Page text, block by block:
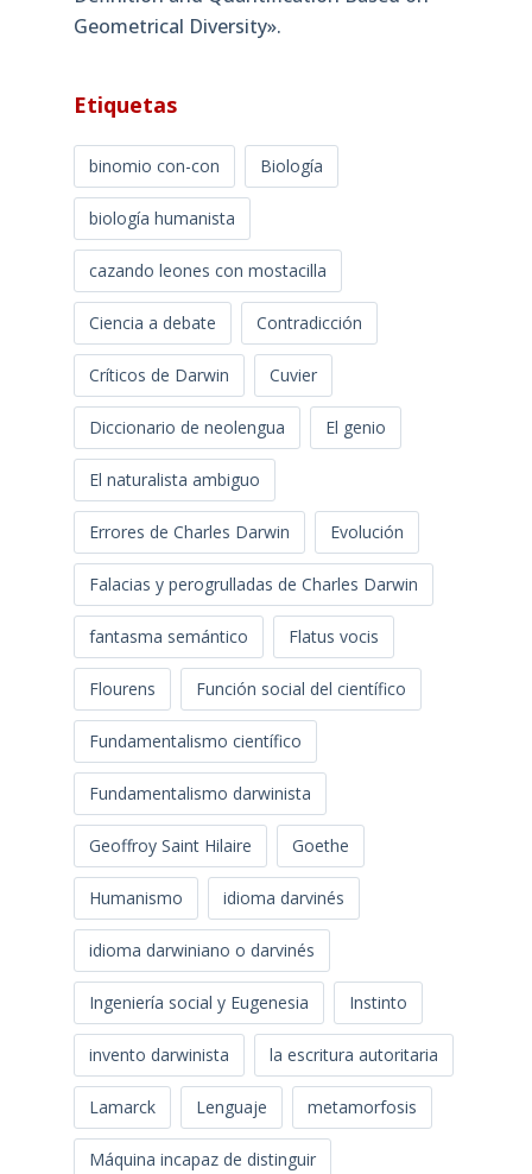
Geometrical Diversity»​.
Etiquetas
binomio con-con Biología
biología humanista
cazando leones con mostacilla
Ciencia a debate Contradicción
Críticos de Darwin Cuvier
Diccionario de neolengua El genio
El naturalista ambiguo
Errores de Charles Darwin Evolución
Falacias y perogrulladas de Charles Darwin
fantasma semántico Flatus vocis
Flourens Función social del científico
Fundamentalismo científico
Fundamentalismo darwinista
Geoffroy Saint Hilaire Goethe
Humanismo idioma darvinés
idioma darwiniano o darvinés
Ingeniería social y Eugenesia Instinto
invento darwinista la escritura autoritaria
Lamarck Lenguaje metamorfosis
Máquina incapaz de distinguir